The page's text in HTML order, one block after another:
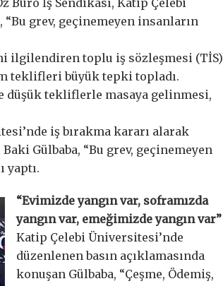
“Bu grev, geçinemeyen insanların
ilgilendiren toplu iş sözleşmesi (TİS)
teklifleri büyük tepki topladı.
düşük tekliflerle masaya gelinmesi,
iş bırakma kararı alarak
Gülbaba, “Bu grev, geçinemeyen
yaptı.
“Evimizde yangın var, soframızda
yangın var, emeğimizde yangın var”
Katip Çelebi Üniversitesi’nde
düzenlenen basın açıklamasında
konuşan Gülbaba, “Çeşme, Ödemiş,